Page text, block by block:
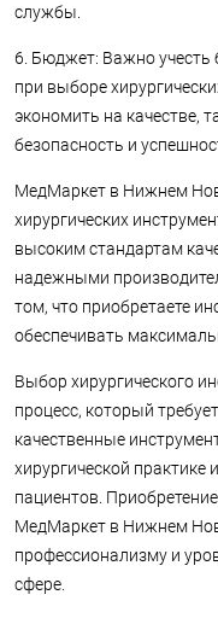
службы.
6. Бюджет: Важно
при выборе
экономить на качестве,
безопасность и
МедМаркет в Нижнем
хирургических
высоким стандартам
надежными
том, что приобретаете
обеспечивать
Выбор хирургического
процесс, который
качественные
хирургической практике
пациентов.
МедМаркет в Нижнем
профессионализму и
сфере.